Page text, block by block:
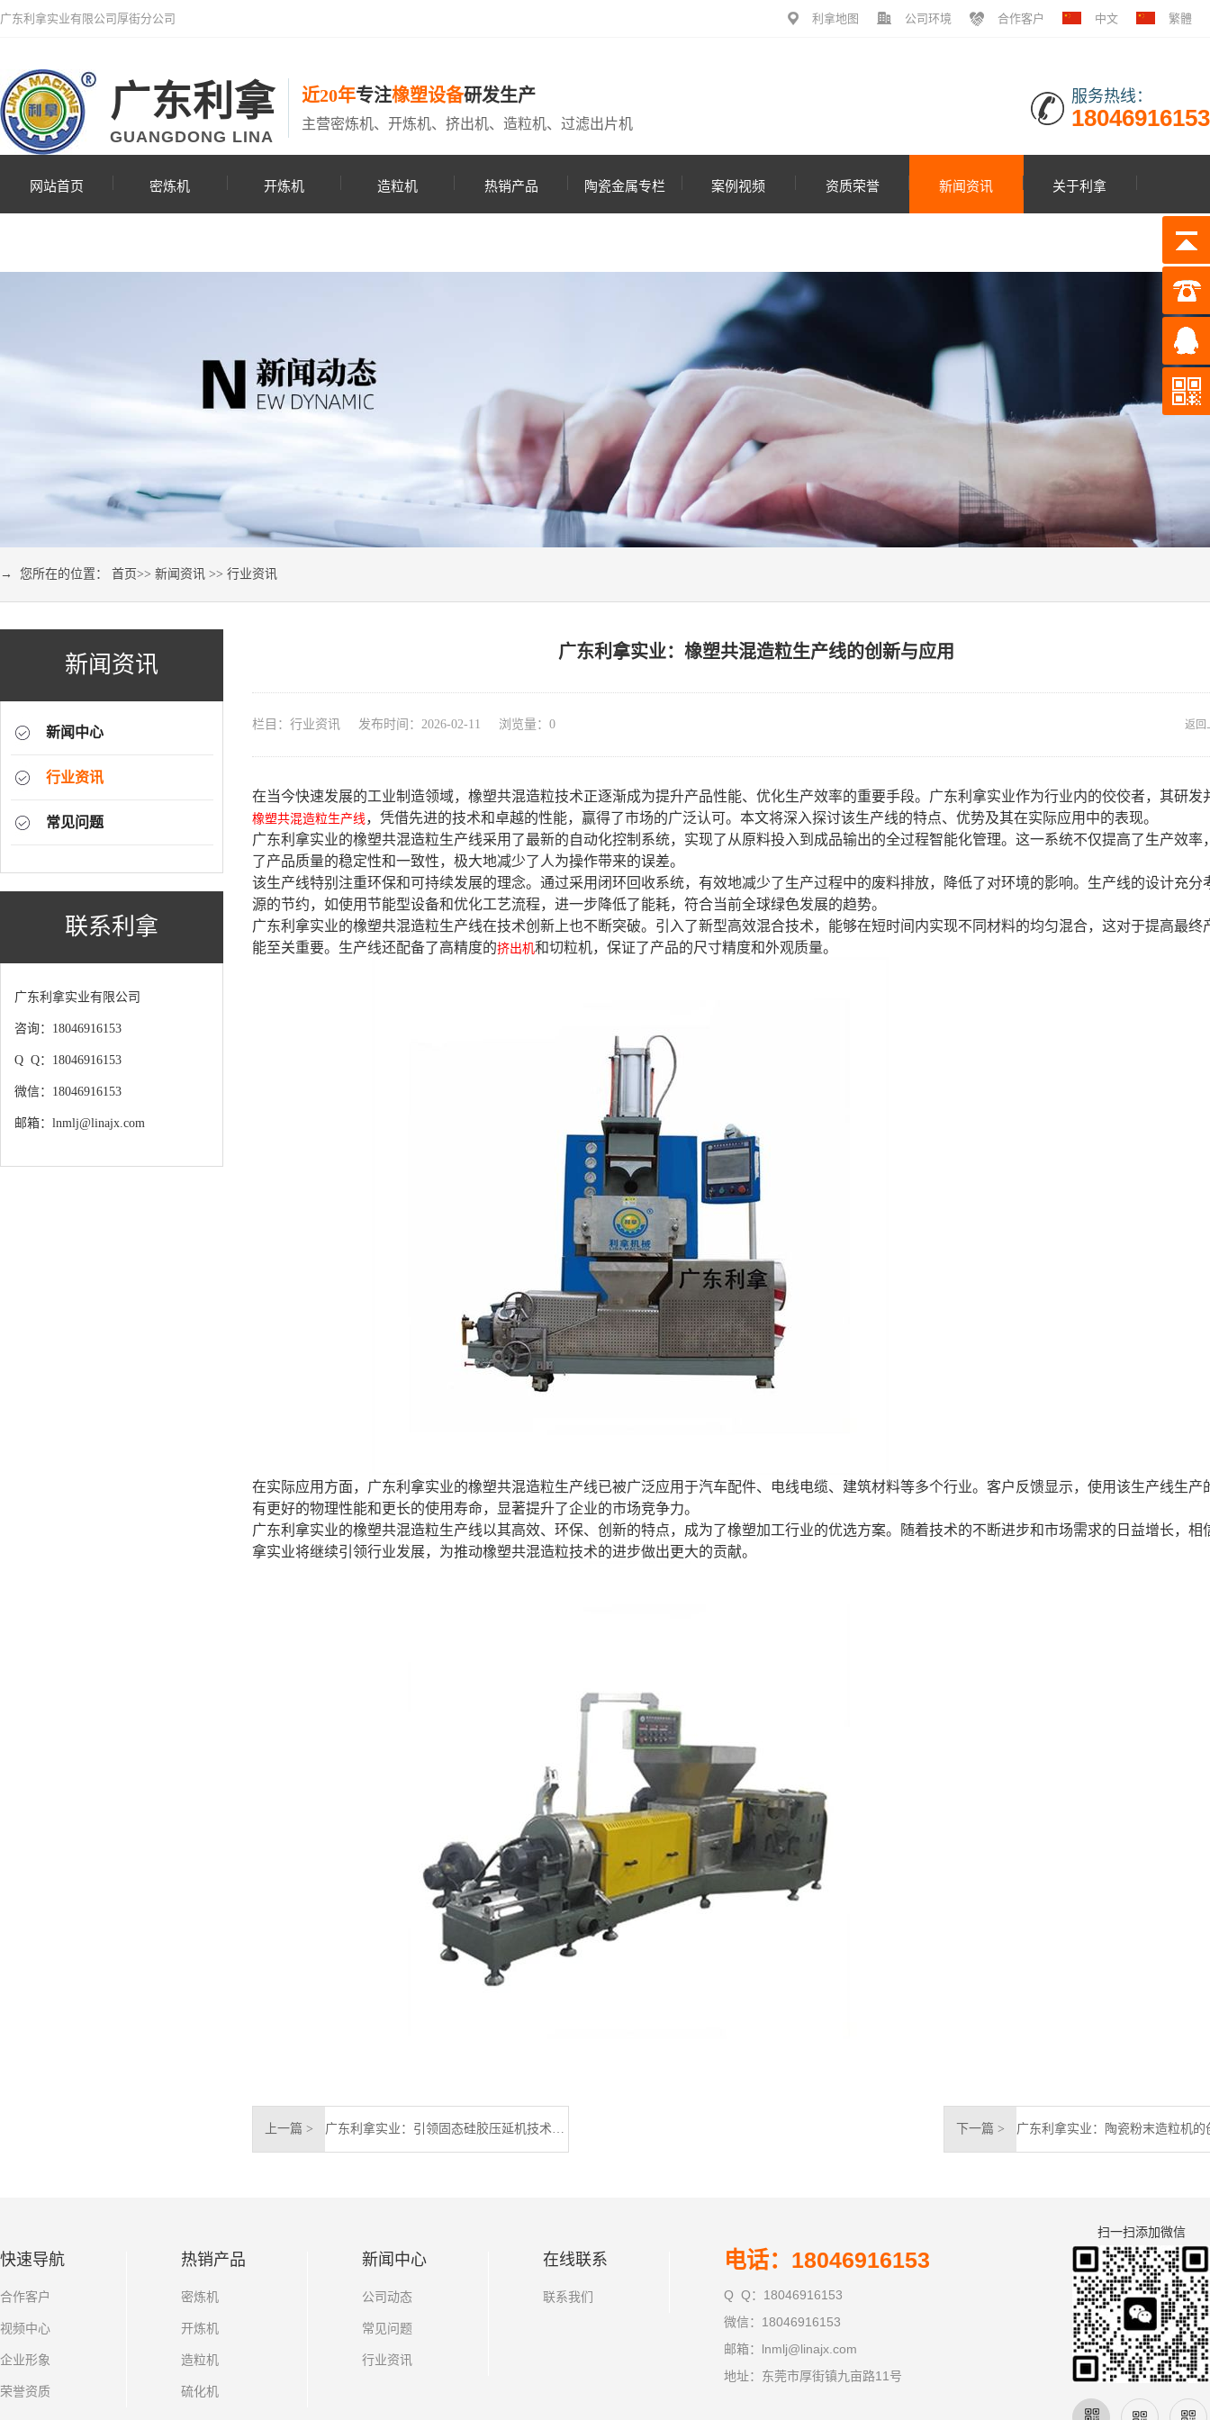
广东利拿实业有限公司厚街分公司 利拿地图 公司环境 合作客户 中文 繁體
广东利拿
GUANGDONG LINA
近20年专注橡塑设备研发生产
主营密炼机、开炼机、挤出机、造粒机、过滤出片机
服务热线：
18046916153
网站首页 密炼机 开炼机 造粒机 热销产品 陶瓷金属专栏 案例视频 资质荣誉 新闻资讯 关于利拿
→ 您所在的位置： 首页>> 新闻资讯 >> 行业资讯
新闻资讯
新闻中心
行业资讯
常见问题
联系利拿
广东利拿实业有限公司
咨询：18046916153
Q Q：18046916153
微信：18046916153
邮箱：lnmlj@linajx.com
广东利拿实业：橡塑共混造粒生产线的创新与应用
栏目：行业资讯 发布时间：2026-02-11 浏览量： 0 返回
在当今快速发展的工业制造领域，橡塑共混造粒技术正逐渐成为提升产品性能、优化生产效率的重要手段。广东利拿实业作为行业内的佼佼者，其研发
橡塑共混造粒生产线，凭借先进的技术和卓越的性能，赢得了市场的广泛认可。本文将深入探讨该生产线的特点、优势及其在实际应用中的表现。
广东利拿实业的橡塑共混造粒生产线采用了最新的自动化控制系统，实现了从原料投入到成品输出的全过程智能化管理。这一系统不仅提高了生产效率
了产品质量的稳定性和一致性，极大地减少了人为操作带来的误差。
该生产线特别注重环保和可持续发展的理念。通过采用闭环回收系统，有效地减少了生产过程中的废料排放，降低了对环境的影响。生产线的设计充分
源的节约，如使用节能型设备和优化工艺流程，进一步降低了能耗，符合当前全球绿色发展的趋势。
广东利拿实业的橡塑共混造粒生产线在技术创新上也不断突破。引入了新型高效混合技术，能够在短时间内实现不同材料的均匀混合，这对于提高最终
能至关重要。生产线还配备了高精度的挤出机和切粒机，保证了产品的尺寸精度和外观质量。
在实际应用方面，广东利拿实业的橡塑共混造粒生产线已被广泛应用于汽车配件、电线电缆、建筑材料等多个行业。客户反馈显示，使用该生产线生产
有更好的物理性能和更长的使用寿命，显著提升了企业的市场竞争力。
广东利拿实业的橡塑共混造粒生产线以其高效、环保、创新的特点，成为了橡塑加工行业的优选方案。随着技术的不断进步和市场需求的日益增长，相
拿实业将继续引领行业发展，为推动橡塑共混造粒技术的进步做出更大的贡献。
上一篇 > 广东利拿实业：引领固态硅胶压延机技术革新 下一篇 >
快速导航
合作客户
视频中心
企业形象
荣誉资质
热销产品
密炼机
开炼机
造粒机
硫化机
新闻中心
公司动态
常见问题
行业资讯
在线联系
联系我们
电话：18046916153
Q Q：18046916153
微信：18046916153
邮箱：lnmlj@linajx.com
地址：东莞市厚街镇九亩路11号
扫一扫添加微信